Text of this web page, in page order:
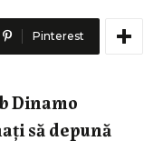
Pinterest
Dinamo
să depună